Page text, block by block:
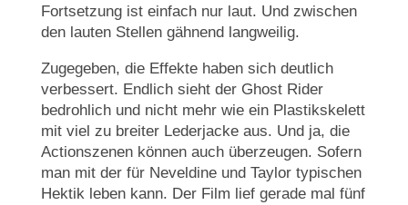
Fortsetzung ist einfach nur laut. Und zwischen
den lauten Stellen gähnend langweilig.
Zugegeben, die Effekte haben sich deutlich
verbessert. Endlich sieht der Ghost Rider
bedrohlich und nicht mehr wie ein Plastikskelett
mit viel zu breiter Lederjacke aus. Und ja, die
Actionszenen können auch überzeugen. Sofern
man mit der für Neveldine und Taylor typischen
Hektik leben kann. Der Film lief gerade mal fünf